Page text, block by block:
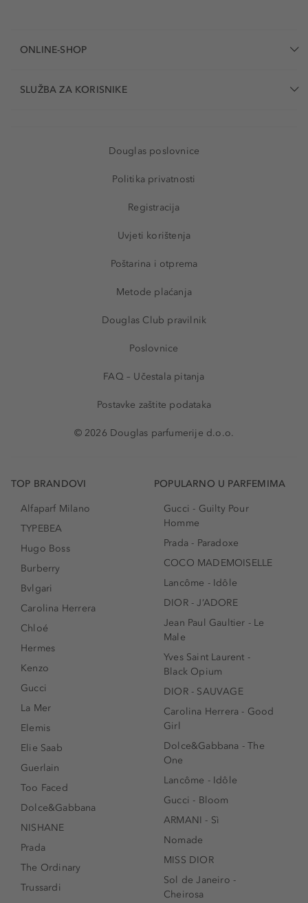
ONLINE-SHOP
SLUŽBA ZA KORISNIKE
Douglas poslovnice
Politika privatnosti
Registracija
Uvjeti korištenja
Poštarina i otprema
Metode plaćanja
Douglas Club pravilnik
Poslovnice
FAQ – Učestala pitanja
Postavke zaštite podataka
© 2026 Douglas parfumerije d.o.o.
TOP BRANDOVI
Alfaparf Milano
TYPEBEA
Hugo Boss
Burberry
Bvlgari
Carolina Herrera
Chloé
Hermes
Kenzo
Gucci
La Mer
Elemis
Elie Saab
Guerlain
Too Faced
Dolce&Gabbana
NISHANE
Prada
The Ordinary
Trussardi
POPULARNO U PARFEMIMA
Gucci - Guilty Pour
Homme
Prada - Paradoxe
COCO MADEMOISELLE
Lancôme - Idôle
DIOR - J’ADORE
Jean Paul Gaultier - Le
Male
Yves Saint Laurent -
Black Opium
DIOR - SAUVAGE
Carolina Herrera - Good
Girl
Dolce&Gabbana - The
One
Lancôme - Idôle
Gucci - Bloom
ARMANI - Sì
Nomade
MISS DIOR
Sol de Janeiro -
Cheirosa